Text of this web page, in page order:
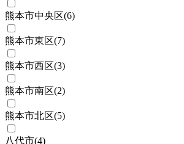
熊本市中央区(6)
熊本市東区(7)
熊本市西区(3)
熊本市南区(2)
熊本市北区(5)
八代市(4)